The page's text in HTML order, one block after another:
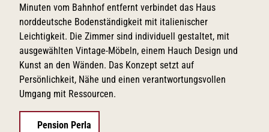
Minuten vom Bahnhof entfernt verbindet das Haus
norddeutsche Bodenständigkeit mit italienischer
Leichtigkeit. Die Zimmer sind individuell gestaltet, mit
ausgewählten Vintage-Möbeln, einem Hauch Design und
Kunst an den Wänden. Das Konzept setzt auf
Persönlichkeit, Nähe und einen verantwortungsvollen
Umgang mit Ressourcen.
Pension Perla